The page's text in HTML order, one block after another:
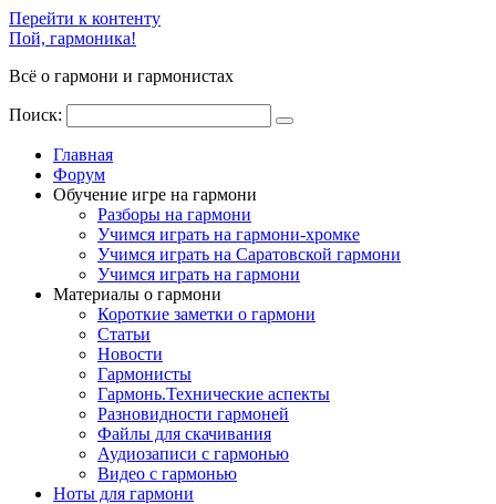
Перейти к контенту
Пой, гармоника!
Всё о гармони и гармонистах
Поиск:
Главная
Форум
Обучение игре на гармони
Разборы на гармони
Учимся играть на гармони-хромке
Учимся играть на Саратовской гармони
Учимся играть на гармони
Материалы о гармони
Короткие заметки о гармони
Cтатьи
Новости
Гармонисты
Гармонь.Технические аспекты
Разновидности гармоней
Файлы для скачивания
Аудиозаписи с гармонью
Видео с гармонью
Ноты для гармони